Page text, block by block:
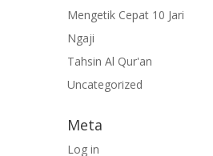
Mengetik Cepat 10 Jari
Ngaji
Tahsin Al Qur'an
Uncategorized
Meta
Log in